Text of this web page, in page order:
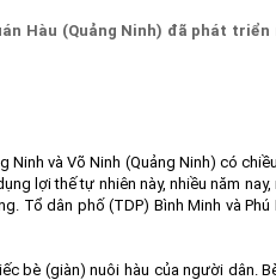
Hàu (Quảng Ninh) đã phát
Ninh và Võ Ninh (Quảng Ninh) có
lợi thế tự nhiên này, nhiều năm
Tổ dân phố (TDP) Bình Minh và
bè (giàn) nuôi hàu của người dân.